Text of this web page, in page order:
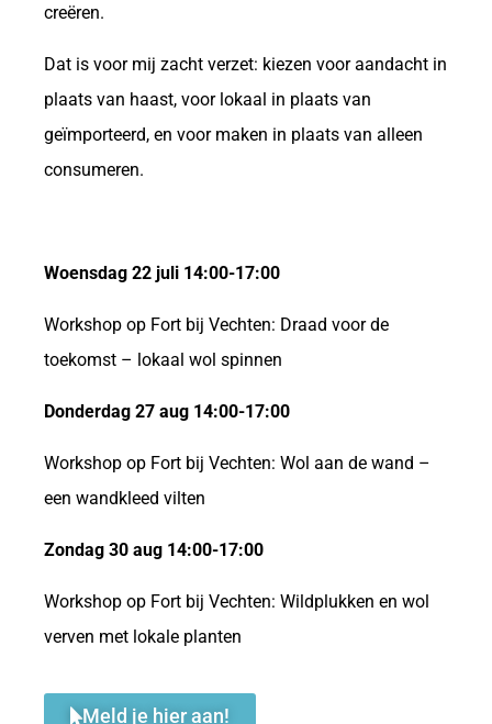
creëren.
Dat is voor mij zacht verzet: kiezen voor aandacht in
plaats van haast, voor lokaal in plaats van
geïmporteerd, en voor maken in plaats van alleen
consumeren.
Woensdag 22 juli 14:00-17:00
Workshop op Fort bij Vechten: Draad voor de
toekomst – lokaal wol spinnen
Donderdag 27 aug 14:00-17:00
Workshop op Fort bij Vechten: Wol aan de wand –
een wandkleed vilten
Zondag 30 aug 14:00-17:00
Workshop op Fort bij Vechten: Wildplukken en wol
verven met lokale planten
Meld je hier aan!